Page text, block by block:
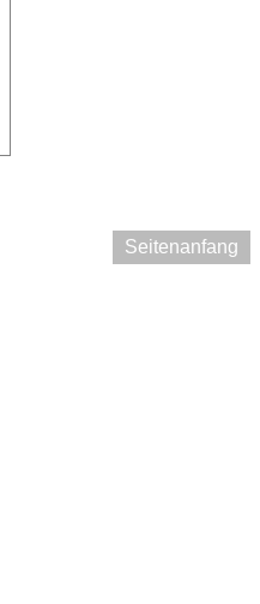
Seitenanfang